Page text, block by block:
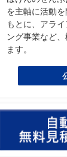
を主軸に活動
もとに、アラ
ング事業など
ます。